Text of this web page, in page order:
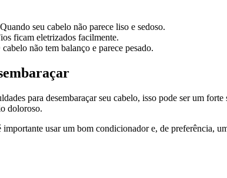
Quando seu cabelo não parece liso e sedoso.
ficam eletrizados facilmente.
cabelo não tem balanço e parece pesado.
para desembaraçar seu cabelo, isso pode ser um
doloroso.
importante usar um bom condicionador e, de preferência,